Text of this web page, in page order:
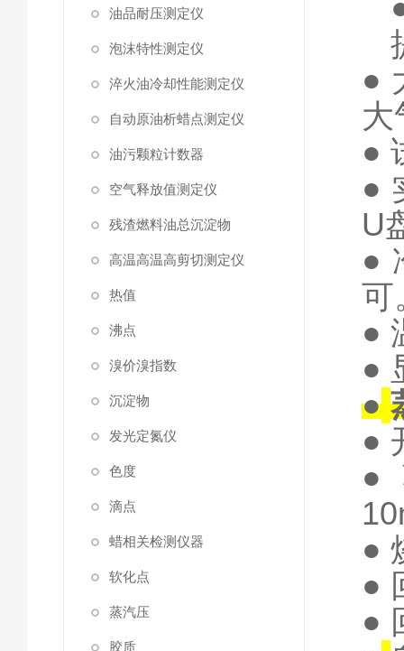
油品耐压测定仪
泡沫特性测定仪
淬火油冷却性能测定仪
自动原油析蜡点测定仪
油污颗粒计数器
空气释放值测定仪
残渣燃料油总沉淀物
高温高温高剪切测定仪
热值
沸点
溴价溴指数
沉淀物
发光定氮仪
色度
滴点
蜡相关检测仪器
软化点
蒸汽压
胶质
●
大
●
●
U
●
可
●
●
●
●
●
●
●
●